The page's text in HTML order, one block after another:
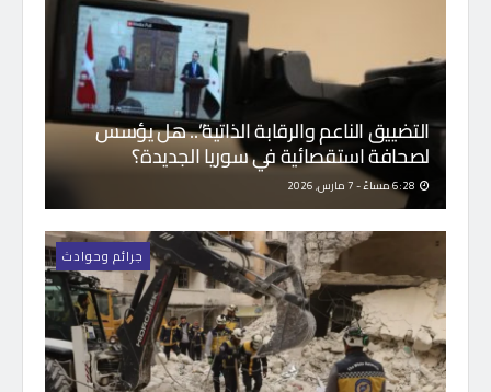
التضييق الناعم والرقابة الذاتية”.. هل يؤسس
لصحافة استقصائية في سوريا الجديدة؟
جرائم وحوادث